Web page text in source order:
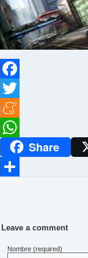
Facebook
Twitter
Meneame
WhatsAppShare
Leave a comment
Nombre (required)